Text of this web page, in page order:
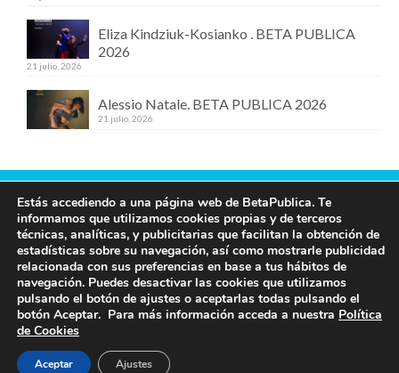
Eliza Kindziuk-Kosianko . BETA PUBLICA
2026
21 julio, 2026
Alessio Natale. BETA PUBLICA 2026
21 julio, 2026
Contacta con nosotros
609 19 97 00
info@betapublica.org
© Beta Publica -Aviso Legal y de privacidad
Estás accediendo a una página web de BetaPublica. Te
informamos que utilizamos cookies propias y de terceros
técnicas, analíticas, y publicitarias que facilitan la obtención de
estadísticas sobre su navegación, así como mostrarle publicidad
relacionada con sus preferencias en base a tus hábitos de
navegación. Puedes desactivar las cookies que utilizamos
pulsando el botón de ajustes o aceptarlas todas pulsando el
botón Aceptar. Para más información acceda a nuestra Política
de Cookies
Aceptar Ajustes